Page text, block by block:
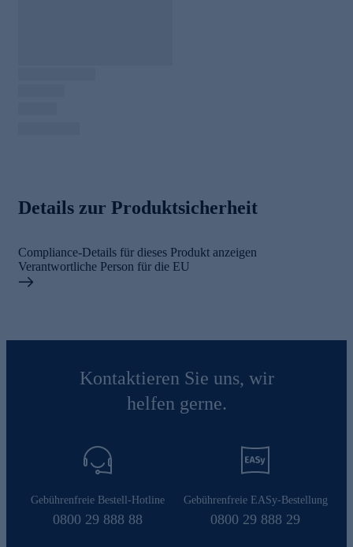
Details zur Produktsicherheit
Compliance-Details für dieses Produkt anzeigen
Verantwortliche Person für die EU
Kontaktieren Sie uns, wir
helfen gerne.
Gebührenfreie Bestell-Hotline
0800 29 888 88
Gebührenfreie EASy-Bestellung
0800 29 888 29